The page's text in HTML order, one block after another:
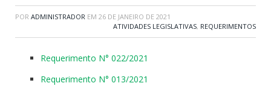
POR ADMINISTRADOR EM 26 DE JANEIRO DE 2021
ATIVIDADES LEGISLATIVAS, REQUERIMENTOS
Requerimento N° 022/2021
Requerimento N° 013/2021